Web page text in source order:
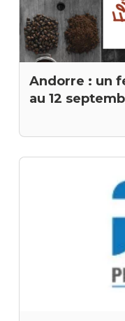
Andorre : un
au 12